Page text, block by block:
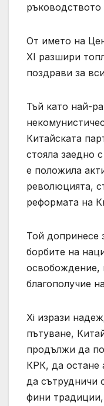
От името на
XI разшири
поздрави за
Тъй като най-
Китайската
стояла заедно
е положила
революцията,
реформата на
Той допринесе
борбите на
освобождение,
благополучие
Xi изрази
пътуване,
продължи да
КРК, да остане
да сътрудничи
фини